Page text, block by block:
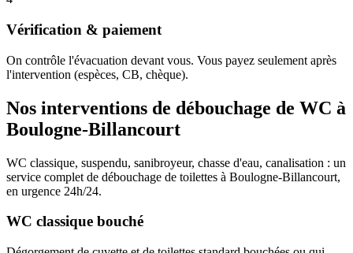
Vérification & paiement
On contrôle l'évacuation devant vous. Vous payez seulement après
l'intervention (espèces, CB, chèque).
Nos interventions de débouchage de WC à
Boulogne-Billancourt
WC classique, suspendu, sanibroyeur, chasse d'eau, canalisation : un
service complet de débouchage de toilettes à Boulogne-Billancourt,
en urgence 24h/24.
WC classique bouché